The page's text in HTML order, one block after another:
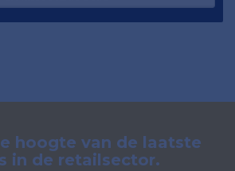
hoogte van de laatste
in de retailsector.